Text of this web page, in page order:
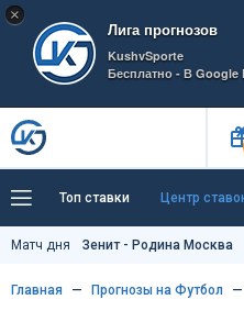
×
Лига прогнозов
KushvSporte
Бесплатно - В Google
Топ ставки Центр
Тренды Букмекеры
Как тут заработать?
Матч дня Зенит - Родина Москва
Главная Прогнозы на Футбол